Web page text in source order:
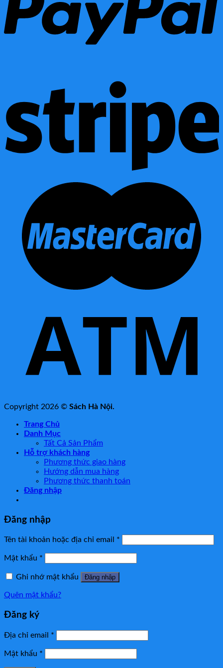
Copyright 2026 © Sách Hà Nội.
Trang Chủ
Danh Mục
Tất Cả Sản Phẩm
Hỗ trợ khách hàng
Phương thức giao hàng
Hướng dẫn mua hàng
Phương thức thanh toán
Đăng nhập
Đăng nhập
Tên tài khoản hoặc địa chỉ email *
Mật khẩu *
Ghi nhớ mật khẩu Đăng nhập
Quên mật khẩu?
Đăng ký
Địa chỉ email *
Mật khẩu *